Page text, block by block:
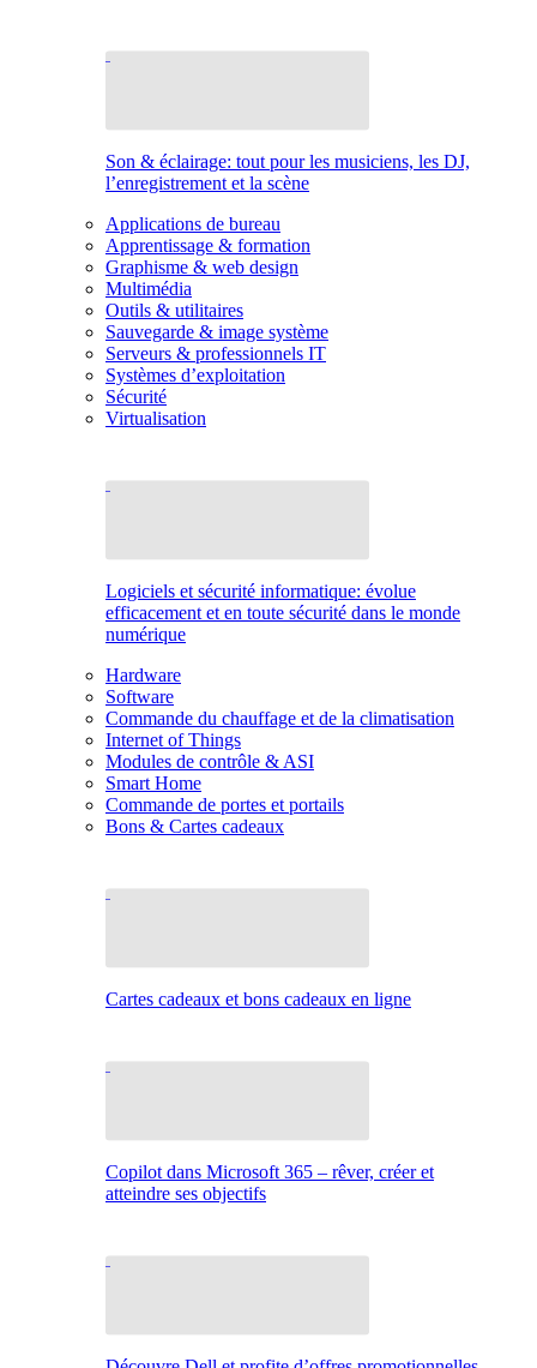
Son & éclairage: tout pour les musiciens, les DJ,
l’enregistrement et la scène
Applications de bureau
Apprentissage & formation
Graphisme & web design
Multimédia
Outils & utilitaires
Sauvegarde & image système
Serveurs & professionnels IT
Systèmes d’exploitation
Sécurité
Virtualisation
Logiciels et sécurité informatique: évolue
efficacement et en toute sécurité dans le monde
numérique
Hardware
Software
Commande du chauffage et de la climatisation
Internet of Things
Modules de contrôle & ASI
Smart Home
Commande de portes et portails
Bons & Cartes cadeaux
Cartes cadeaux et bons cadeaux en ligne
Copilot dans Microsoft 365 – rêver, créer et
atteindre ses objectifs